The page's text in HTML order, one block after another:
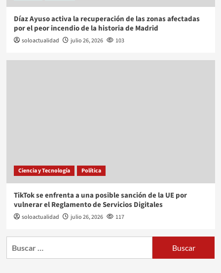
Díaz Ayuso activa la recuperación de las zonas afectadas
por el peor incendio de la historia de Madrid
soloactualidad julio 26, 2026 103
Ciencia y Tecnología Política
TikTok se enfrenta a una posible sanción de la UE por
vulnerar el Reglamento de Servicios Digitales
soloactualidad julio 26, 2026 117